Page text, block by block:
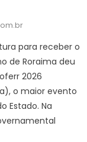
para receber o
de Roraima deu
2026
o maior evento
Estado. Na